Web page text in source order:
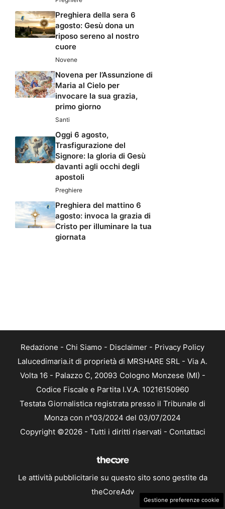
Preghiera della sera 6
agosto: Gesù dona un
riposo sereno al nostro
cuore
Novene
Novena per l’Assunzione di
Maria al Cielo per
invocare la sua grazia,
primo giorno
Santi
Oggi 6 agosto,
Trasfigurazione del
Signore: la gloria di Gesù
davanti agli occhi degli
apostoli
Preghiere
Preghiera del mattino 6
agosto: invoca la grazia di
Cristo per illuminare la tua
giornata
Redazione - Chi Siamo - Disclaimer - Privacy Policy
Lalucedimaria.it di proprietà di MRSHARE SRL - Via A.
Volta 16 - Palazzo C, 20093 Cologno Monzese (MI) -
Codice Fiscale e Partita I.V.A. 10216150960
Testata Giornalistica registrata presso il Tribunale di
Monza con n°03/2024 del 03/07/2024
Copyright ©2026 - Tutti i diritti riservati - Contattaci
Le attività pubblicitarie su questo sito sono gestite da
theCoreAdv
Gestione preferenze cookie